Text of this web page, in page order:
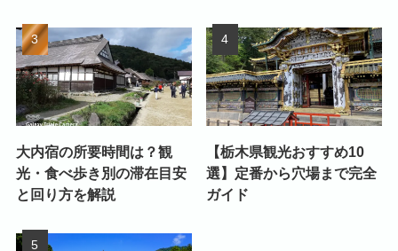
大内宿の所要時間は？観
光・食べ歩き別の滞在目安
と回り方を解説
【栃木県観光おすすめ10
選】定番から穴場まで完全
ガイド